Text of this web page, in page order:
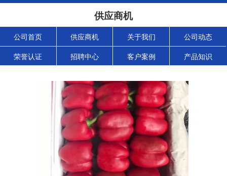
供应商机
公司首页 供应商机 关于我们 公司动态
荣誉认证 招聘中心 客户案例 产品知识